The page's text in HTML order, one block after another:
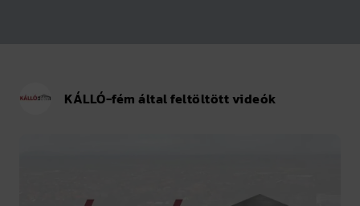
KÁLLÓ-fém által feltöltött videók